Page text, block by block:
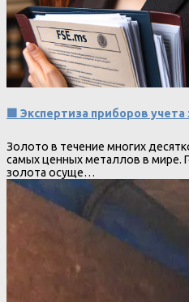
🟩 Экспертиза приборов
Золото в течение многих
самых ценных металлов в мире.
золота осуще…